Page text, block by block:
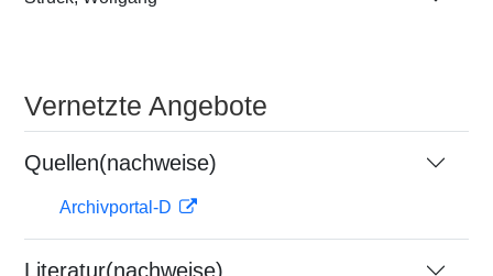
Vernetzte Angebote
Quellen(nachweise)
Archivportal-D
Literatur(nachweise)